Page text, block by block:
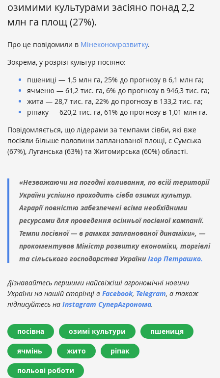
озимими культурами засіяно понад 2,2
млн га площ (27%).
Про це повідомили в Мінекономрозвитку.
Зокрема, у розрізі культур посіяно:
пшениці — 1,5 млн га, 25% до прогнозу в 6,1 млн га;
ячменю — 61,2 тис. га, 6% до прогнозу в 946,3 тис. га;
жита — 28,7 тис. га, 22% до прогнозу в 133,2 тис. га;
ріпаку — 620,2 тис. га, 61% до прогнозу в 1,01 млн га.
Повідомляється, що лідерами за темпами сівби, які вже
посіяли більше половини запланованої площі, є Сумська
(67%), Луганська (63%) та Житомирська (60%) області.
«Незважаючи на погодні коливання, по всій території
України успішно проходить сівба озимих культур.
Аграрії повністю забезпечені всіма необхідними
ресурсами для проведення осінньої посівної кампанії.
Темпи посівної — в рамках запланованої динаміки», —
прокоментував Міністр розвитку економіки, торгівлі
та сільського господарства України Ігор Петрашко.
Дізнавайтесь першими найсвіжіші агрономічні новини
України на нашій сторінці в Facebook, Telegram, а також
підписуйтесь на Instagram СуперАгронома.
посівна озимі культури пшениця
ячмінь жито ріпак
польові роботи